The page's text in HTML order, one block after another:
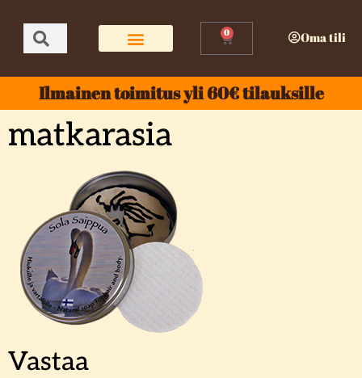
0 Oma tili
Ilmainen toimitus yli 60€ tilauksille
matkarasia
Vastaa